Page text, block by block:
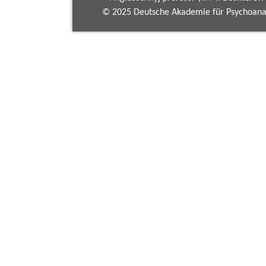
© 2025 Deutsche Akademie für